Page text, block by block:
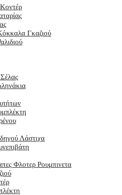
Γκαζιού
Λάστιχα
Φλοτερ Ρουμπινετα